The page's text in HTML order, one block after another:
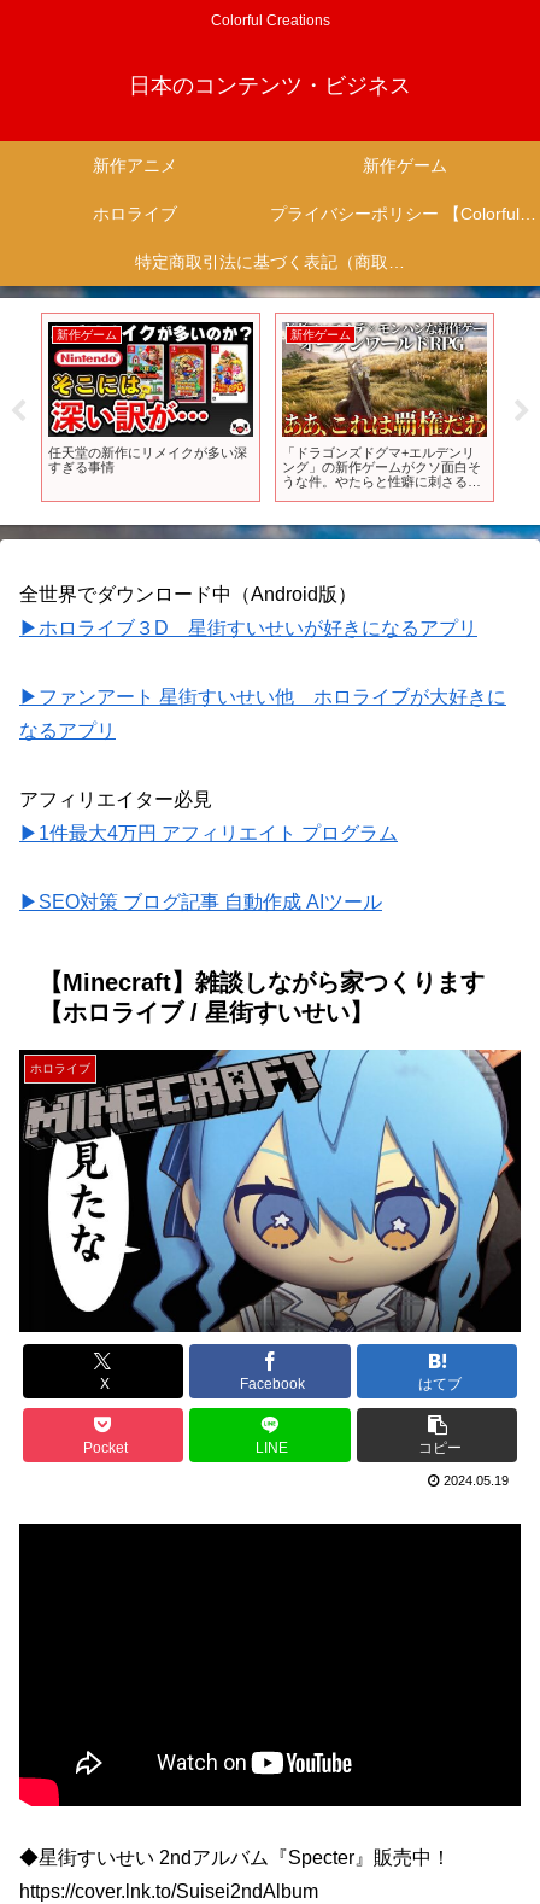
Colorful Creations
日本のコンテンツ・ビジネス
新作アニメ 新作ゲーム
ホロライブ プライバシーポリシー 【Colorful Creation】
特定商取引法に基づく表記（商取引に関する開示）
新作ゲーム
任天堂の新作にリメイクが多い深
すぎる事情
新作ゲーム
「ドラゴンズドグマ+エルデンリ
ング」の新作ゲームがクソ面白そ
うな件。やたらと性癖に刺さるキ
要あるのか？【Chrono
Odyssey】
全世界でダウンロード中（Android版）
▶ホロライブ３D 星街すいせいが好きになるアプリ
▶ファンアート 星街すいせい他 ホロライブが大好きに
なるアプリ
アフィリエイター必見
▶1件最大4万円 アフィリエイト プログラム
▶SEO対策 ブログ記事 自動作成 AIツール
【Minecraft】雑談しながら家つくります
【ホロライブ / 星街すいせい】
ホロライブ
X Facebook はてブ
Pocket LINE コピー
2024.05.19
◆星街すいせい 2ndアルバム『Specter』販売中！
https://cover.lnk.to/Suisei2ndAlbum